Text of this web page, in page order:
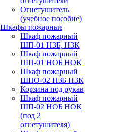
Огнетушитель
(учебное пособие)
Шкафы пожарные
Шкаф пожарный
ШП-01 НЗБ, НЗК
Шкаф пожарный
ШП-01 НОБ НОК
Шкаф пожарный
ШПО-02 НЗБ НЗК
Корзина под рукав
Шкаф пожарный
ШП-02 НОБ НОК
(под 2
огнетушителя)